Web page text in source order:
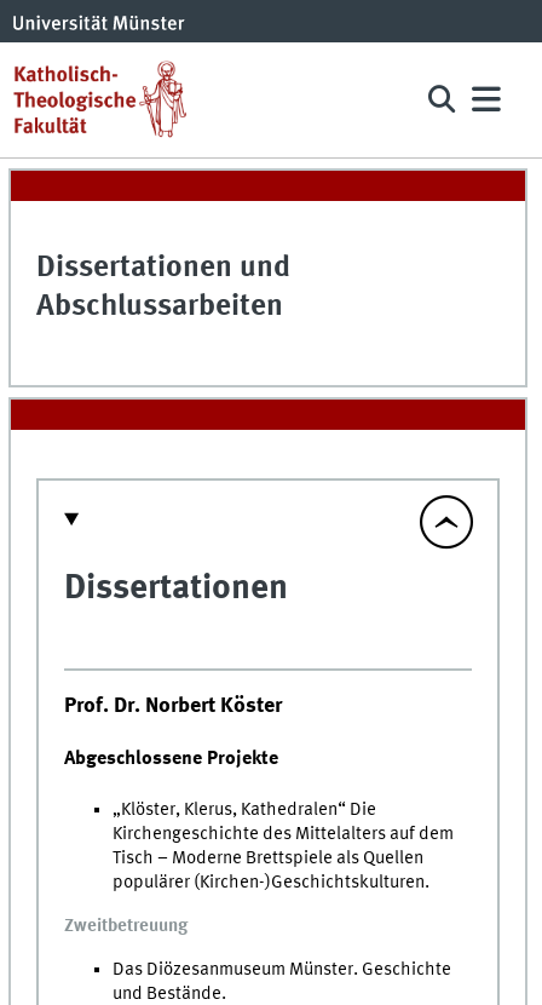
Dissertationen und
Abschlussarbeiten
Dissertationen
Prof. Dr. Norbert Köster
Abgeschlossene Projekte
„Klöster, Klerus, Kathedralen“ Die
Kirchengeschichte des Mittelalters auf dem
Tisch – Moderne Brettspiele als Quellen
populärer (Kirchen-)Geschichtskulturen.
Zweitbetreuung
Das Diözesanmuseum Münster. Geschichte
und Bestände.